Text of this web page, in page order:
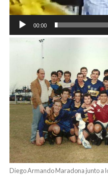
00:00
Diego Armando Maradona junto a